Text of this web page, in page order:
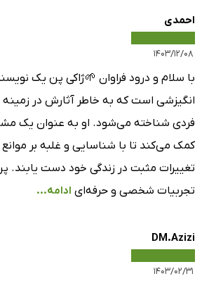
احمدی
۱۴۰۳/۱۲/۰۸
با سلام و درود فراوان 🌱ژاکی پن یک
انگیزشی است که به خاطر آثارش در
فردی شناخته می‌شود. او به عنوان یک
کمک می‌کند تا با شناسایی و غلبه بر
تغییرات مثبت در زندگی خود دست یابند. پن
تجربیات شخصی و حرفه‌ای ادامه...
DM.Azizi
۱۴۰۳/۰۲/۳۱